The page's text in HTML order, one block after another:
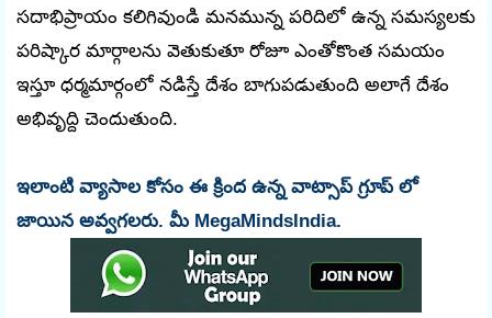
సదాభిప్రాయం కలిగివుండి మనమున్న పరిదిలో ఉన్న సమస్యలకు
పరిష్కార మార్గాలను వెతుకుతూ రోజూ ఎంతోకొంత సమయం
ఇస్తూ ధర్మమార్గంలో నడిస్తే దేశం బాగుపడుతుంది అలాగే దేశం
అభివృద్ది చెందుతుంది.
ఇలాంటి వ్యాసాల కోసం ఈ క్రింద ఉన్న వాట్సాప్ గ్రూప్ లో
జాయిన అవ్వగలరు. మీ MegaMindsIndia.